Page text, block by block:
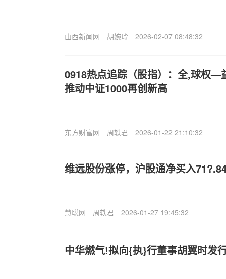
山西新闻网 胡婉玲 2026-02-07 08:48:32
0918热点追踪（股指）：全,球权—
推动中证1000再创新高
东方财富网 周轶君 2026-01-22 21:10:32
维远股份涨停，沪股通净买入
慧聪网 周轶君 2026-01-27 19:45:32
中华燃气!拟向{执}行董事胡翼时发